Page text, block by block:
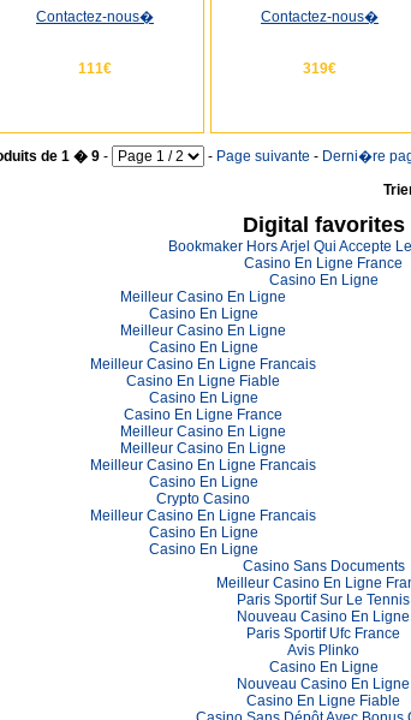
Contactez-nous�
111€
Contactez-nous�
319€
de 1 � 9 - - Page suivante - Derni�re
Digital favorites
Bookmaker Hors Arjel Qui Accepte
Casino En Ligne France
Casino En Ligne
Meilleur Casino En Ligne
Casino En Ligne
Meilleur Casino En Ligne
Casino En Ligne
Meilleur Casino En Ligne Francais
Casino En Ligne Fiable
Casino En Ligne
Casino En Ligne France
Meilleur Casino En Ligne
Meilleur Casino En Ligne
Meilleur Casino En Ligne Francais
Casino En Ligne
Crypto Casino
Meilleur Casino En Ligne Francais
Casino En Ligne
Casino En Ligne
Casino Sans Documents
Meilleur Casino En Ligne
Paris Sportif Sur Le Tennis
Nouveau Casino En Ligne
Paris Sportif Ufc France
Avis Plinko
Casino En Ligne
Nouveau Casino En Ligne
Casino En Ligne Fiable